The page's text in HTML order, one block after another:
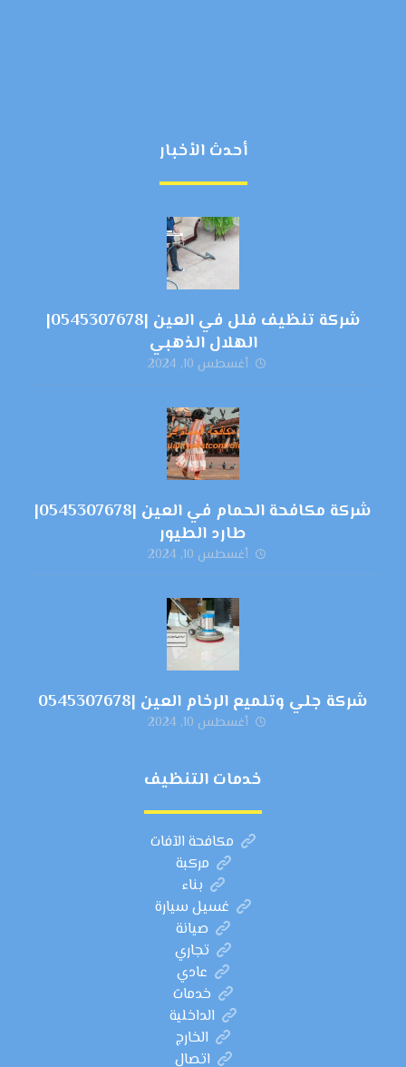
أحدث الأخبار
شركة تنظيف فلل في العين |0545307678|
الهلال الذهبي
أغسطس 10, 2024
شركة مكافحة الحمام في العين |0545307678|
طارد الطيور
أغسطس 10, 2024
شركة جلي وتلميع الرخام العين |0545307678
أغسطس 10, 2024
خدمات التنظيف
مكافحة الآفات
مركبة
بناء
غسيل سيارة
صيانة
تجاري
عادي
خدمات
الداخلية
الخارج
اتصال